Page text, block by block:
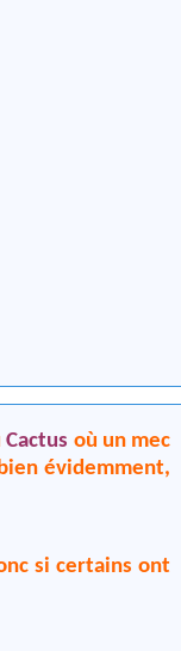
Cactus où un mec
évidemment,
si certains ont